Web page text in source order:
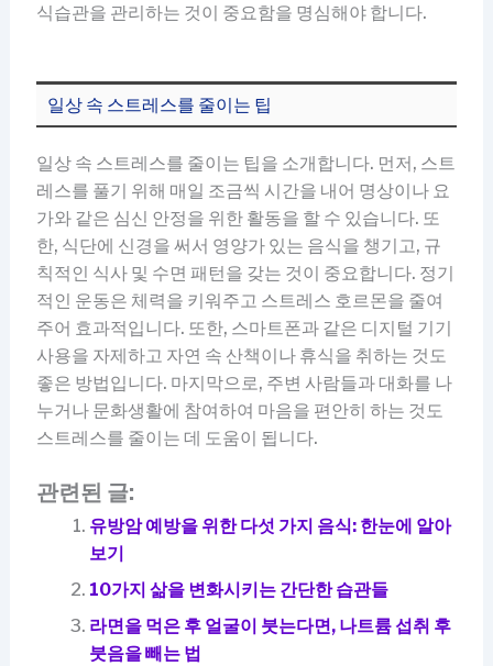
식습관을 관리하는 것이 중요함을 명심해야 합니다.
일상 속 스트레스를 줄이는 팁
일상 속 스트레스를 줄이는 팁을 소개합니다. 먼저, 스트
레스를 풀기 위해 매일 조금씩 시간을 내어 명상이나 요
가와 같은 심신 안정을 위한 활동을 할 수 있습니다. 또
한, 식단에 신경을 써서 영양가 있는 음식을 챙기고, 규
칙적인 식사 및 수면 패턴을 갖는 것이 중요합니다. 정기
적인 운동은 체력을 키워주고 스트레스 호르몬을 줄여
주어 효과적입니다. 또한, 스마트폰과 같은 디지털 기기
사용을 자제하고 자연 속 산책이나 휴식을 취하는 것도
좋은 방법입니다. 마지막으로, 주변 사람들과 대화를 나
누거나 문화생활에 참여하여 마음을 편안히 하는 것도
스트레스를 줄이는 데 도움이 됩니다.
관련된 글:
유방암 예방을 위한 다섯 가지 음식: 한눈에 알아
보기
10가지 삶을 변화시키는 간단한 습관들
라면을 먹은 후 얼굴이 붓는다면, 나트륨 섭취 후
붓음을 빼는 법